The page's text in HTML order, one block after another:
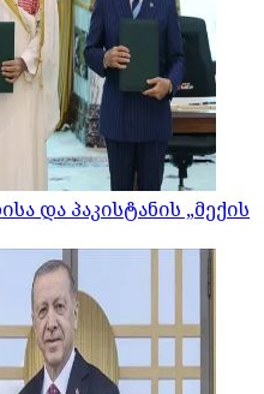
და პაკისტანის „მექის